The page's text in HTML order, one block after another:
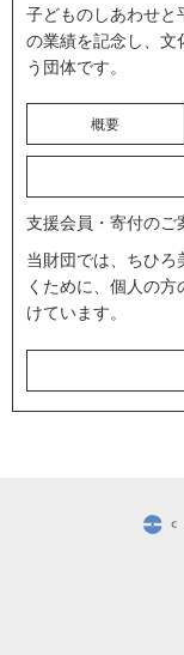
子どものしあわせと
の業績を記念し、
う団体です。
概要
支援会員・寄付のご
当財団では、ちひ
くために、個人の
けています。